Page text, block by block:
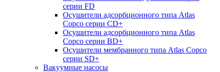
серии FD
Осушители адсорбционного типа Atlas
Copco серии СD+
Осушители адсорбционного типа Atlas
Copco серии BD+
Осушители мембранного типа Atlas Copco
серии SD+
Вакуумные насосы